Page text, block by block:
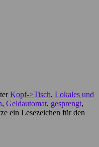
Kopf->Tisch, Lokales und
, Geldautomat, gesprengt,
ein Lesezeichen für den